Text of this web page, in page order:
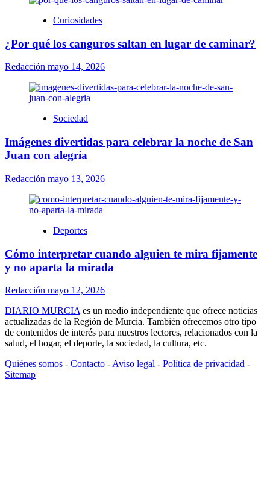
Curiosidades
¿Por qué los canguros saltan en lugar de caminar?
Redacción mayo 14, 2026
Sociedad
Imágenes divertidas para celebrar la noche de San
Juan con alegría
Redacción mayo 13, 2026
Deportes
Cómo interpretar cuando alguien te mira fijamente
y no aparta la mirada
Redacción mayo 12, 2026
DIARIO MURCIA es un medio independiente que ofrece noticias
actualizadas de la Región de Murcia. También ofrecemos otro tipo
de contenidos de interés para nuestros lectores, relacionados con la
salud, el hogar, el deporte, la sociedad, la cultura, etc.
Quiénes somos - Contacto - Aviso legal - Política de privacidad -
Sitemap